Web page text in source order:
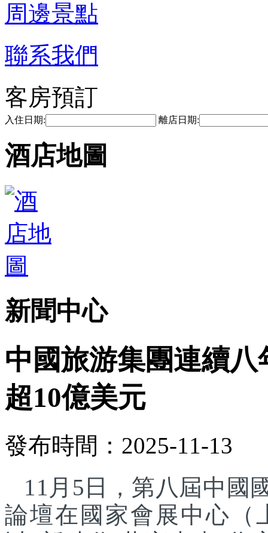
周邊景點
聯系我們
客房預訂
入住日期: 離店日期:
酒店地圖
新聞中心
中國旅游集團連續
超10億美元
發布時間：2025-11-13
11月5日，第八屆中國
論壇在國家會展中心（